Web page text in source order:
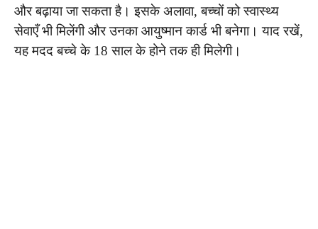
और बढ़ाया जा सकता है। इसके अलावा, बच्चों को स्वास्थ्य
सेवाएँ भी मिलेंगी और उनका आयुष्मान कार्ड भी बनेगा। याद रखें,
यह मदद बच्चे के 18 साल के होने तक ही मिलेगी।